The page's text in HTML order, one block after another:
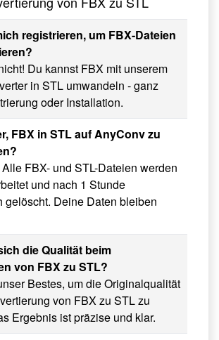
registrieren, um FBX-Dateien
Du kannst FBX mit unserem
in STL umwandeln - ganz
oder Installation.
FBX in STL auf AnyConv zu
FBX- und STL-Dateien werden
und nach 1 Stunde
gelöscht. Deine Daten bleiben
die Qualität beim
von FBX zu STL?
Bestes, um die Originalqualität
von FBX zu STL zu
Ergebnis ist präzise und klar.